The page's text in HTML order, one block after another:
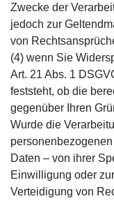
Zwecke der
jedoch zur
von
(4) wenn Sie
Art. 21 Abs. 1
feststeht, ob die
gegenüber Ihren
Wurde die
Daten – von ihrer
Einwilligung oder
Verteidigung von